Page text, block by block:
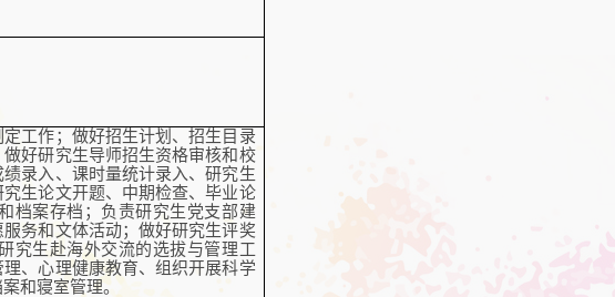
工作；做好招生计划、招生目录
好研究生导师招生资格审核和校
录入、课时量统计录入、研究生
生论文开题、中期检查、毕业论
档案存档；负责研究生党支部建
务和文体活动；做好研究生评奖
究生赴海外交流的选拔与管理工
、心理健康教育、组织开展科学
和寝室管理。